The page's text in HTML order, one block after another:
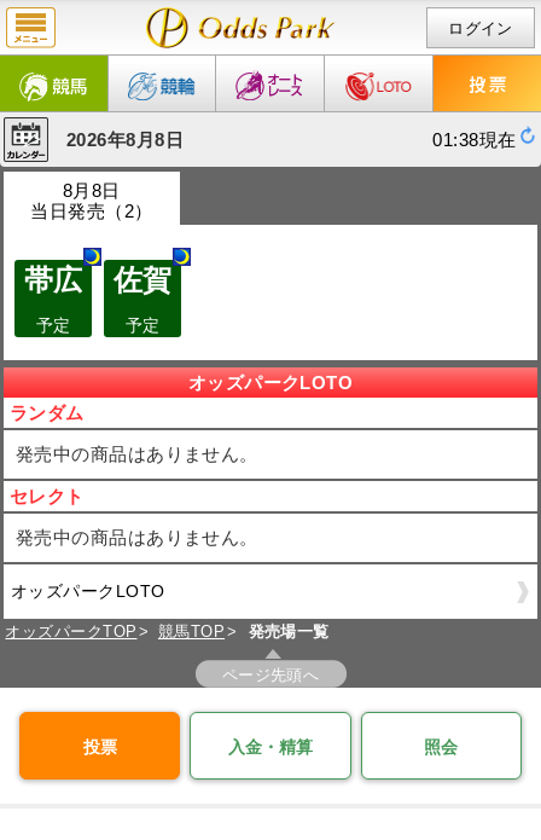
ログイン
2026年8月8日 01:38現在
8月8日
当日発売（2）
帯広
予定
佐賀
予定
オッズパークLOTO
ランダム
発売中の商品はありません。
セレクト
発売中の商品はありません。
オッズパークLOTO
オッズパークTOP 競馬TOP 発売場一覧
ページ先頭へ
投票 入金・精算 照会